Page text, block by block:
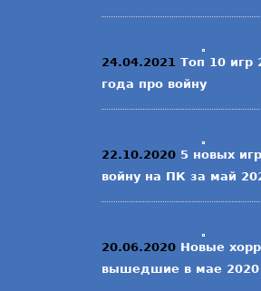
24.04.2021 Топ 10 игр
года про войну
22.10.2020 5 новых
войну на ПК за май
20.06.2020 Новые
вышедшие в мае 2020